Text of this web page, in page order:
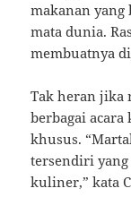
makanan yang
mata dunia.
membuatnya
Tak heran jika
berbagai
khusus.
tersendiri
kuliner,” kata